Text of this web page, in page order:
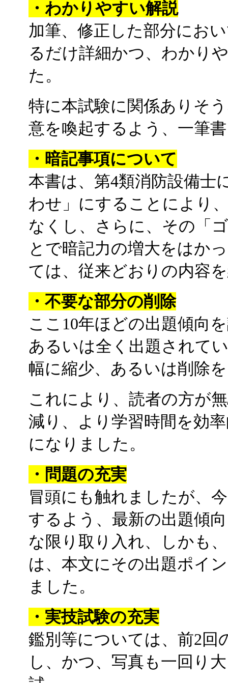
・わかりやすい解説
加筆、修正した部分にお
るだけ詳細かつ、わかり
た。
特に本試験に関係ありそ
意を喚起するよう、一筆
・暗記事項について
本書は、第4類消防設備士
わせ」にすることにより
なくし、さらに、その「
とで暗記力の増大をはか
ては、従来どおりの内容
・不要な部分の削除
ここ10年ほどの出題傾向
あるいは全く出題されて
幅に縮少、あるいは削除
これにより、読者の方が
減り、より学習時間を効
になりました。
・問題の充実
冒頭にも触れましたが、
するよう、最新の出題傾
な限り取り入れ、しかも
は、本文にその出題ポイ
ました。
・実技試験の充実
鑑別等については、前2回
し、かつ、写真も一回り